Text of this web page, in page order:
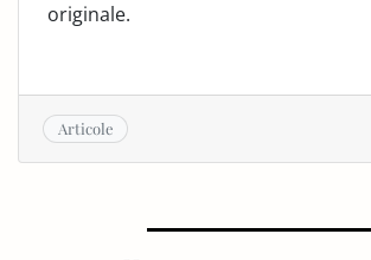
originale.
Articole